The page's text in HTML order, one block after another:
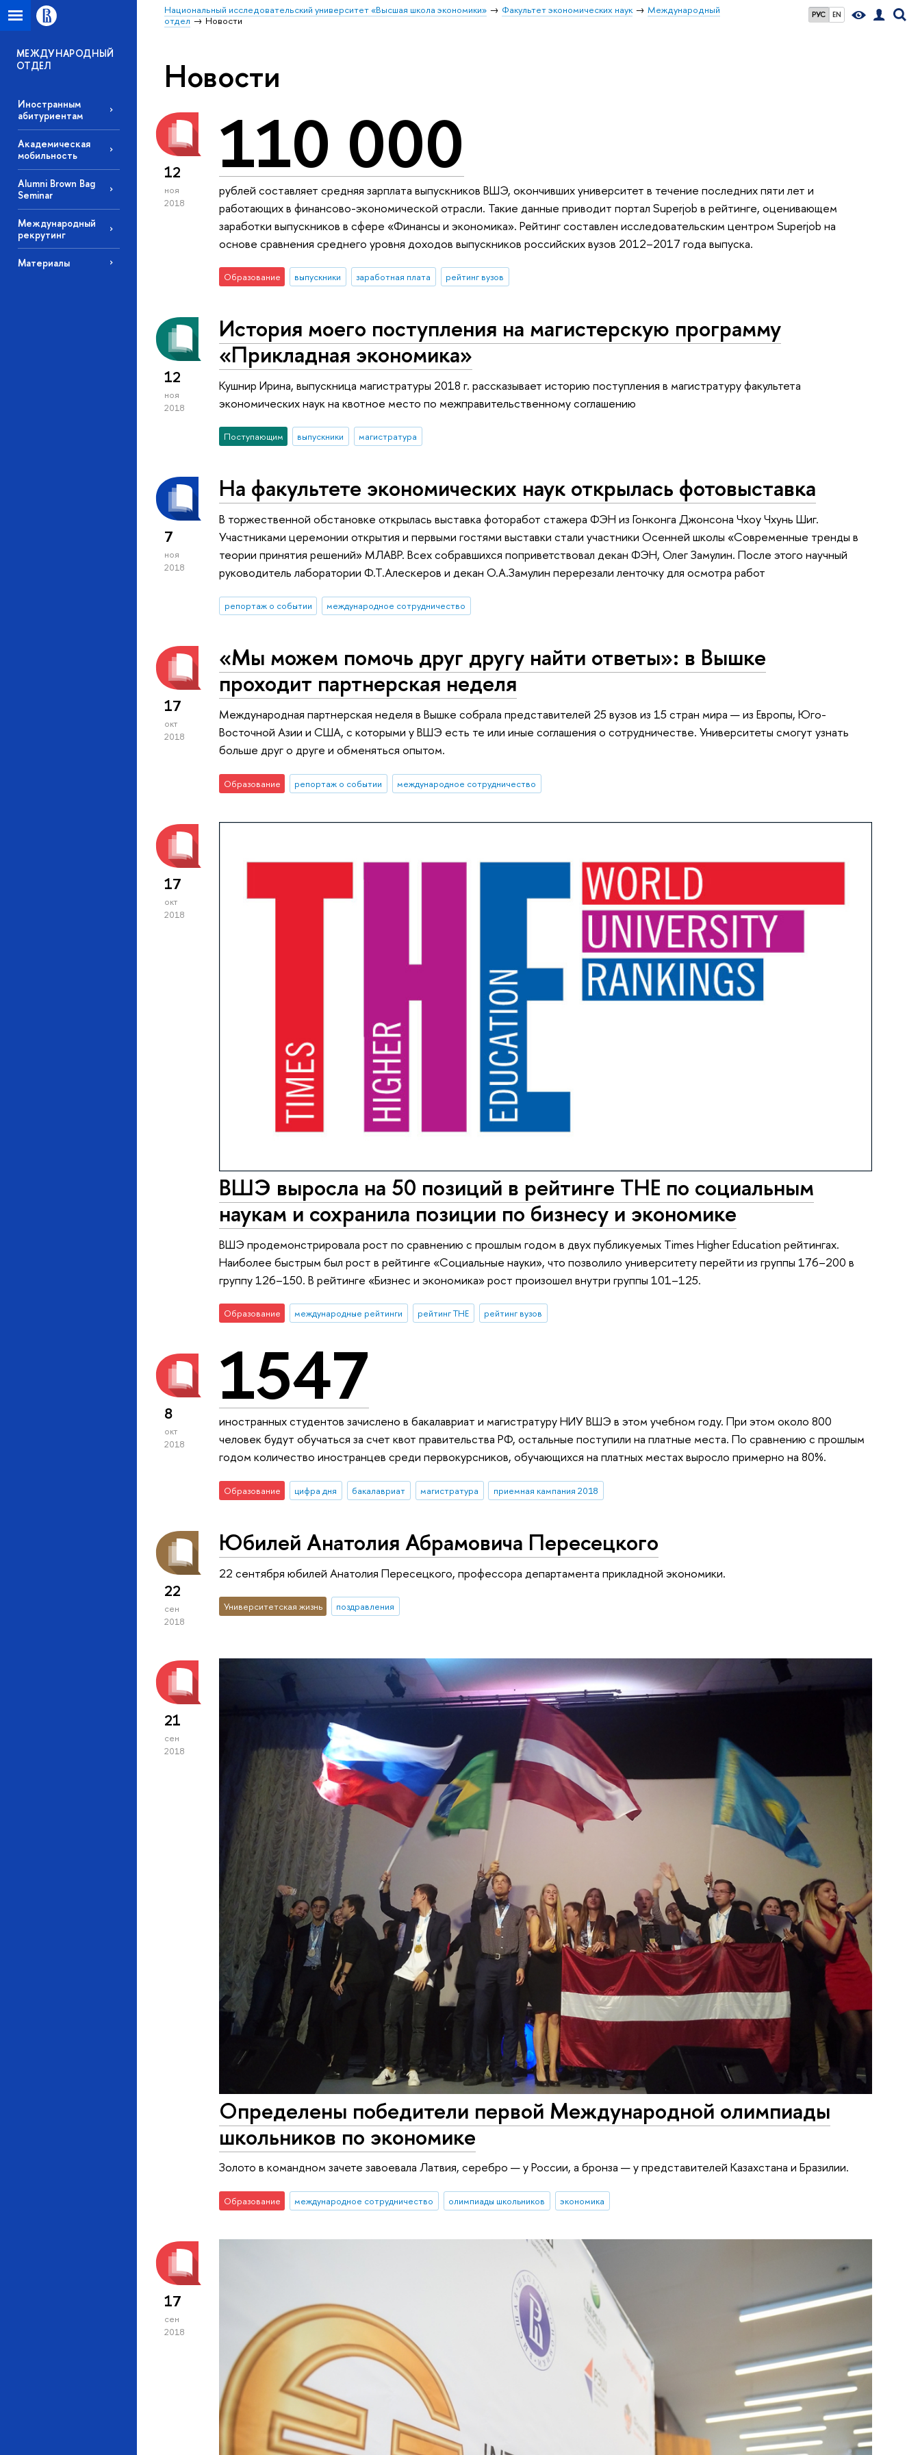
РУС EN
Национальный исследовательский университет «Высшая школа экономики» Факультет экономических наук
Международный
отдел
Новости
МЕЖДУНАРОДНЫЙ
ОТДЕЛ
Иностранным
абитуриентам
Академическая
мобильность
Alumni Brown Bag
Seminar
Международный
рекрутинг
Материалы
Новости
12
ноя
2018
110 000
рублей составляет средняя зарплата выпускников ВШЭ, окончивших университет в течение последних пяти лет и
работающих в финансово-экономической отрасли. Такие данные приводит портал Superjob в рейтинге, оценивающем
заработки выпускников в сфере «Финансы и экономика». Рейтинг составлен исследовательским центром Superjob на
основе сравнения среднего уровня доходов выпускников российских вузов 2012–2017 года выпуска.
Образование выпускники заработная плата рейтинг вузов
12
ноя
2018
История моего поступления на магистерскую программу
«Прикладная экономика»
Кушнир Ирина, выпускница магистратуры 2018 г. рассказывает историю поступления в магистратуру факультета
экономических наук на квотное место по межправительственному соглашению
Поступающим выпускники магистратура
7
ноя
2018
На факультете экономических наук открылась фотовыставка
В торжественной обстановке открылась выставка фоторабот стажера ФЭН из Гонконга Джонсона Чхоу Чхунь Шиг.
Участниками церемонии открытия и первыми гостями выставки стали участники Осенней школы «Современные тренды в
теории принятия решений» МЛАВР. Всех собравшихся поприветствовал декан ФЭН, Олег Замулин. После этого научный
руководитель лаборатории Ф.Т.Алескеров и декан О.А.Замулин перерезали ленточку для осмотра работ
репортаж о событии международное сотрудничество
17
окт
2018
«Мы можем помочь друг другу найти ответы»: в Вышке
проходит партнерская неделя
Международная партнерская неделя в Вышке собрала представителей 25 вузов из 15 стран мира — из Европы, Юго-
Восточной Азии и США, с которыми у ВШЭ есть те или иные соглашения о сотрудничестве. Университеты смогут узнать
больше друг о друге и обменяться опытом.
Образование репортаж о событии международное сотрудничество
17
окт
2018
ВШЭ выросла на 50 позиций в рейтинге ТНЕ по социальным
наукам и сохранила позиции по бизнесу и экономике
ВШЭ продемонстрировала рост по сравнению с прошлым годом в двух публикуемых Times Higher Education рейтингах.
Наиболее быстрым был рост в рейтинге «Социальные науки», что позволило университету перейти из группы 176–200 в
группу 126–150. В рейтинге «Бизнес и экономика» рост произошел внутри группы 101–125.
Образование международные рейтинги рейтинг THE рейтинг вузов
8
окт
2018
1547
иностранных студентов зачислено в бакалавриат и магистратуру НИУ ВШЭ в этом учебном году. При этом около 800
человек будут обучаться за счет квот правительства РФ, остальные поступили на платные места. По сравнению с прошлым
годом количество иностранцев среди первокурсников, обучающихся на платных местах выросло примерно на 80%.
Образование цифра дня бакалавриат магистратура приемная кампания 2018
22
сен
2018
Юбилей Анатолия Абрамовича Пересецкого
22 сентября юбилей Анатолия Пересецкого, профессора департамента прикладной экономики.
Университетская жизнь поздравления
21
сен
2018
Определены победители первой Международной олимпиады
школьников по экономике
Золото в командном зачете завоевала Латвия, серебро — у России, а бронза — у представителей Казахстана и Бразилии.
Образование международное сотрудничество олимпиады школьников экономика
17
сен
2018